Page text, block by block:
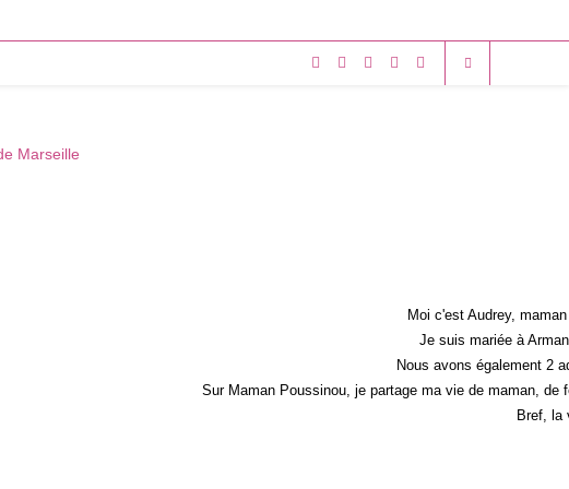
Moi c'est Audrey,
Je suis mariée à
Nous avons également 2
Sur Maman Poussinou, je partage ma vie de maman,
Bref, la